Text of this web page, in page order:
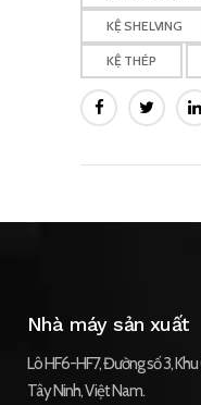
KỆ SHELVING
KỆ THÉP
Nhà máy sản xuất
Lô HF6-HF7, Đường số 3,
Tây Ninh, Việt Nam.